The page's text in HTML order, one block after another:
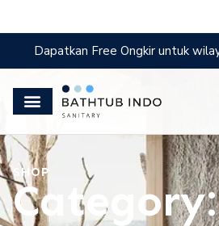
Dapatkan Free Ongkir untuk
SHOP
Category: